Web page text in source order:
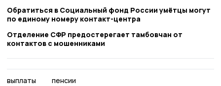
Обратиться в Социальный фонд России умётцы могут
по единому номеру контакт-центра
Отделение СФР предостерегает тамбовчан от
контактов с мошенниками
выплаты пенсии